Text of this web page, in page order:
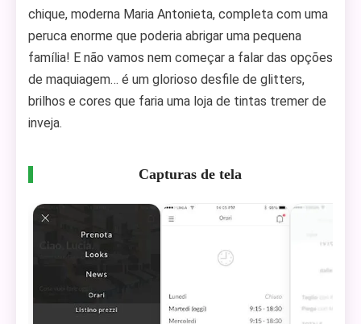
chique, moderna Maria Antonieta, completa com uma
peruca enorme que poderia abrigar uma pequena
família! E não vamos nem começar a falar das opções
de maquiagem… é um glorioso desfile de glitters,
brilhos e cores que faria uma loja de tintas tremer de
inveja.
Capturas de tela